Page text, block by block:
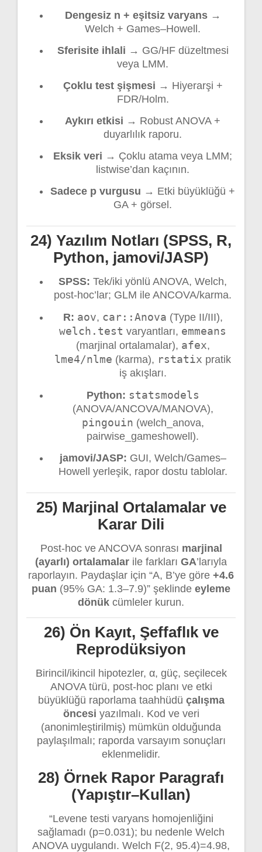
Dengesiz n + eşitsiz varyans→
Welch + Games–Howell.
Sferisite ihlali → GG/HF düzeltmesi
veya LMM.
Çoklu test şişmesi → Hiyerarşi +
FDR/Holm.
Aykırı etkisi → Robust ANOVA +
duyarlılık raporu.
Eksik veri → Çoklu atama veya LMM;
listwise’dan kaçının.
Sadece p vurgusu → Etki büyüklüğü +
GA + görsel.
24) Yazılım Notları (SPSS, R,
Python, jamovi/JASP)
SPSS: Tek/iki yönlü ANOVA, Welch,
post-hoc’lar; GLM ile ANCOVA/karma.
R: aov, car::Anova (Type II/III),
welch.test varyantları, emmeans
(marjinal ortalamalar), afex,
lme4/nlme (karma), rstatix pratik
iş akışları.
Python: statsmodels
(ANOVA/ANCOVA/MANOVA),
pingouin (welch_anova,
pairwise_gameshowell).
jamovi/JASP: GUI, Welch/Games–
Howell yerleşik, rapor dostu tablolar.
25) Marjinal Ortalamalar ve
Karar Dili
Post-hoc ve ANCOVA sonrası marjinal
(ayarlı) ortalamalar ile farkları GA’larıyla
raporlayın. Paydaşlar için “A, B’ye göre +4.6
puan (95% GA: 1.3–7.9)” şeklinde eyleme
dönük cümleler kurun.
26) Ön Kayıt, Şeffaflık ve
Reprodüksiyon
Birincil/ikincil hipotezler, α, güç, seçilecek
ANOVA türü, post-hoc planı ve etki
büyüklüğü raporlama taahhüdü çalışma
öncesi yazılmalı. Kod ve veri
(anonimleştirilmiş) mümkün olduğunda
paylaşılmalı; raporda varsayım sonuçları
eklenmelidir.
28) Örnek Rapor Paragrafı
(Yapıştır–Kullan)
“Levene testi varyans homojenliğini
sağlamadı (p=0.031); bu nedenle Welch
ANOVA uygulandı. Welch F(2, 95.4)=4.98,